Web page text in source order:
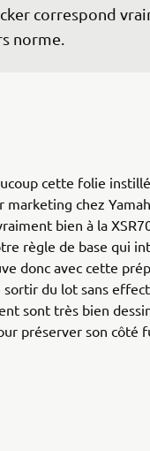
correspond
norme.
cette folie
marketing chez
bien à la
règle de base qui
donc avec cette
du lot sans
sont très bien
préserver son côté